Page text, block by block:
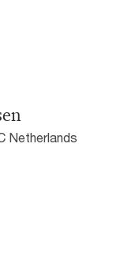
Netherlands